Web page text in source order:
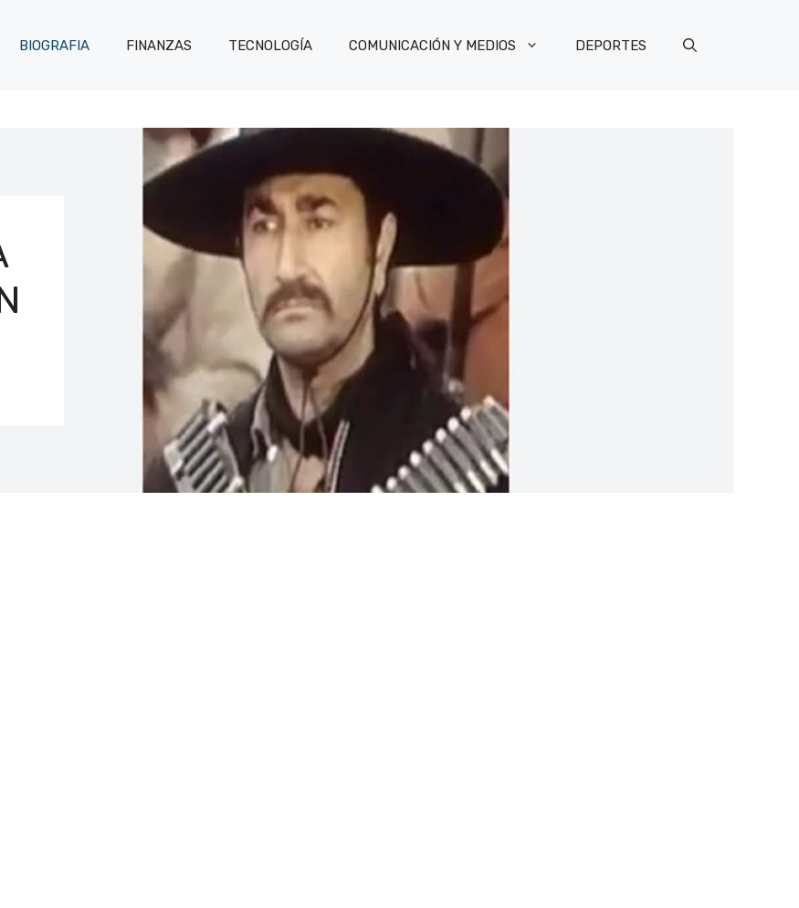
BIOGRAFIA FINANZAS TECNOLOGÍA COMUNICACIÓN Y MEDIOS DEPORTES